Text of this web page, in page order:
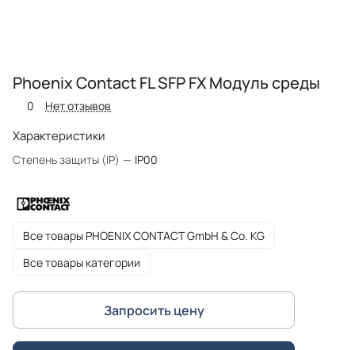
Phoenix Contact FL SFP FX Модуль среды
0 Нет отзывов
Характеристики
Степень защиты (IP) — IP00
Все товары PHOENIX CONTACT GmbH & Co. KG
Все товары категории
Запросить цену